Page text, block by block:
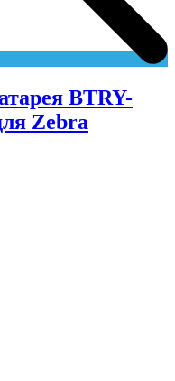
BTRY-
Zebra